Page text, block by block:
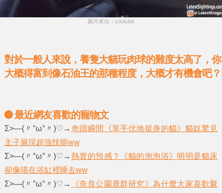
圖片來自：youtube
對於一般人來說，養隻大貓玩肉球的難度太高了，你
大概得富到像石油王的那種程度，大概才有機會吧？
最近網友喜歡的寵物文
Σ>―(〃°ω°〃)♡→ 奇蹟瞬間《單手伏地挺身的貓》貓奴驚見
主子展現超強技能ww
Σ>―(〃°ω°〃)♡→ 熱賣的預感？《貓的泡泡浴》明明是貓床
卻像喵在浴缸裡睡去ww
Σ>―(〃°ω°〃)♡→
《奈良公園鹿群研究》為什麼大家喜歡聚